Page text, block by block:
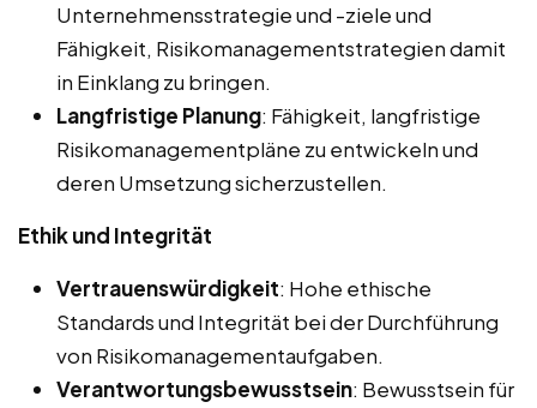
Unternehmensstrategie und -ziele und
Fähigkeit, Risikomanagementstrategien damit
in Einklang zu bringen.
Langfristige Planung: Fähigkeit, langfristige
Risikomanagementpläne zu entwickeln und
deren Umsetzung sicherzustellen.
Ethik und Integrität
Vertrauenswürdigkeit: Hohe ethische
Standards und Integrität bei der Durchführung
von Risikomanagementaufgaben.
Verantwortungsbewusstsein: Bewusstsein für